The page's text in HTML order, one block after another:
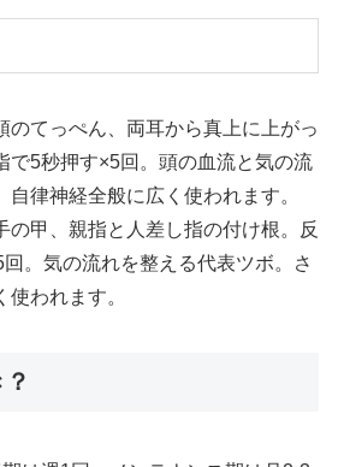
のてっぺん、両耳から真上に上がっ
で5秒押す×5回。頭の血流と気の流
律神経全般に広く使われます。
の甲、親指と人差し指の付け根。反
。気の流れを整える代表ツボ。さ
使われます。